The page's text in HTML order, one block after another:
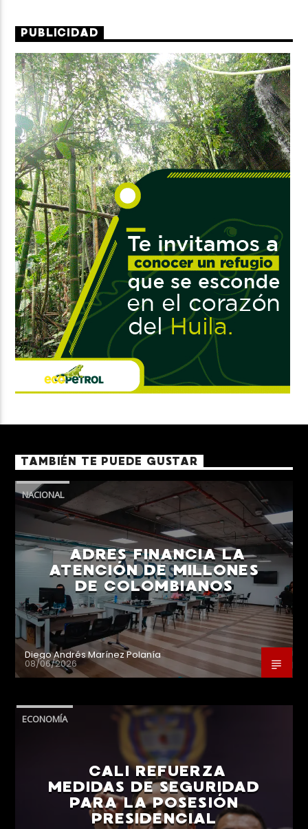
PUBLICIDAD
TAMBIÉN TE PUEDE GUSTAR
NACIONAL
ADRES FINANCIA LA
ATENCIÓN DE MILLONES
DE COLOMBIANOS
Diego Andrés Marínez Polanía
08/06/2026
ECONOMÍA
CALI REFUERZA
MEDIDAS DE SEGURIDAD
PARA LA POSESIÓN
PRESIDENCIAL